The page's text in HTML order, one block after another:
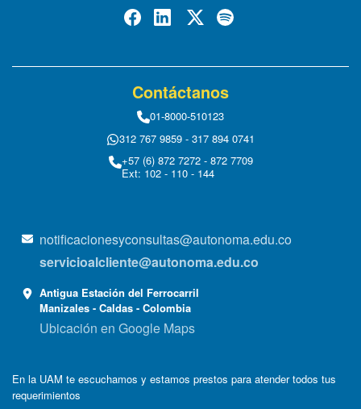
Contáctanos
01-8000-510123
312 767 9859 - 317 894 0741
+57 (6) 872 7272 - 872 7709
Ext: 102 - 110 - 144
notificacionesyconsultas@autonoma.edu.co
servicioalcliente@autonoma.edu.co
Antigua Estación del Ferrocarril
Manizales - Caldas - Colombia
Ubicación en Google Maps
En la UAM te escuchamos y estamos prestos para atender todos tus
requerimientos